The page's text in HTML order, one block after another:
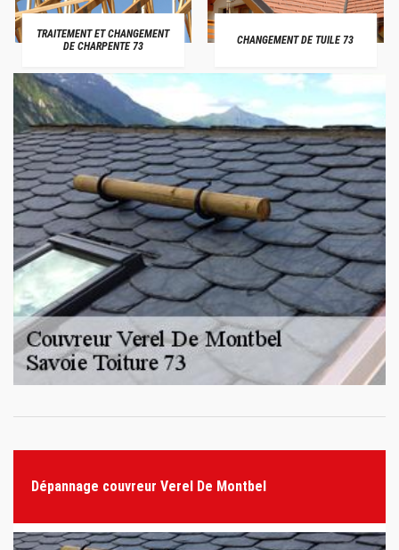
TRAITEMENT ET CHANGEMENT
DE CHARPENTE 73
CHANGEMENT DE TUILE 73
Dépannage couvreur Verel De Montbel